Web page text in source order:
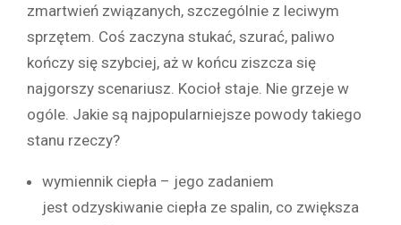
zmartwień związanych, szczególnie z leciwym
sprzętem. Coś zaczyna stukać, szurać, paliwo
kończy się szybciej, aż w końcu ziszcza się
najgorszy scenariusz. Kocioł staje. Nie grzeje w
ogóle. Jakie są najpopularniejsze powody takiego
stanu rzeczy?
wymiennik ciepła – jego zadaniem
jest odzyskiwanie ciepła ze spalin, co zwiększa